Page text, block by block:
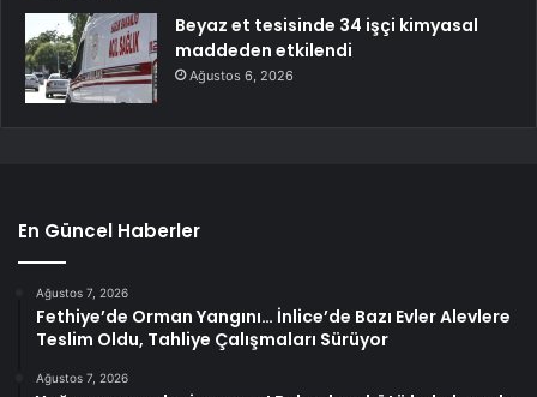
Beyaz et tesisinde 34 işçi kimyasal
maddeden etkilendi
Ağustos 6, 2026
En Güncel Haberler
Ağustos 7, 2026
Fethiye’de Orman Yangını… İnlice’de Bazı Evler Alevlere
Teslim Oldu, Tahliye Çalışmaları Sürüyor
Ağustos 7, 2026